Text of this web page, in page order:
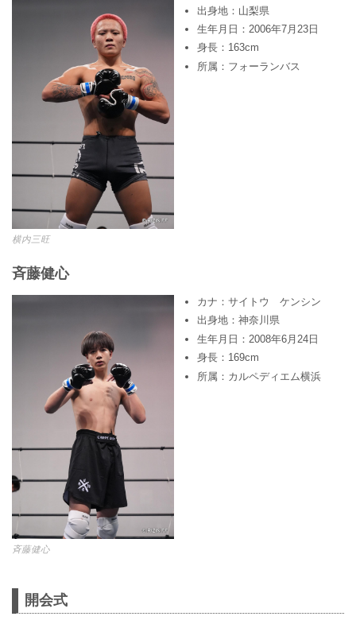
横内三旺
出身地：山梨県
生年月日：2006年7月23日
身長：163cm
所属：フォーランバス
⻫藤健心
⻫藤健心
カナ：サイトウ ケンシン
出身地：神奈川県
生年月日：2008年6月24日
身長：169cm
所属：カルペディエム横浜
開会式